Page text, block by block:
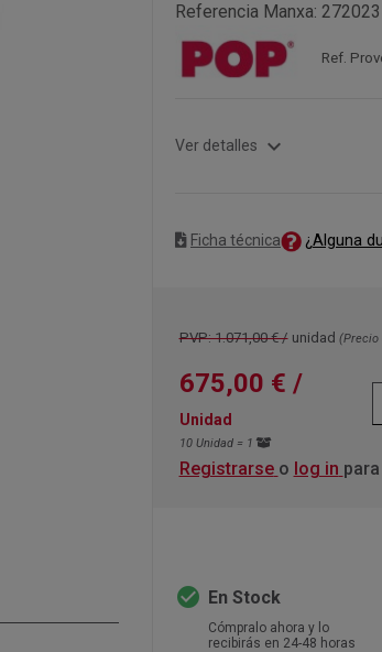
Referencia Manxa: 272023
Ref.
Ver detalles expand_more
Ficha técnica ¿Alguna
PVP: 1.071,00 € / unidad (Precio
675,00 € /
Unidad
10 Unidad = 1
Registrarse o log in
check_circle En Stock
Cómpralo ahora y lo
recibirás en 24-48 horas